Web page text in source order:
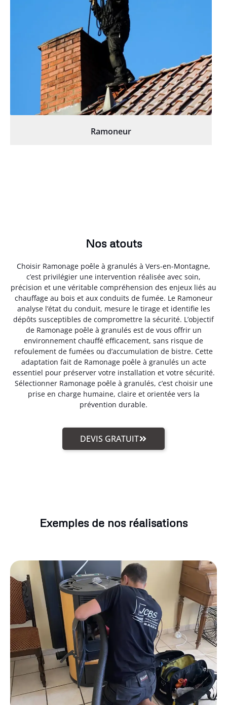
Ramoneur
Nos atouts
Choisir Ramonage poêle à granulés à Vers-en-Montagne,
c’est privilégier une intervention réalisée avec soin,
précision et une véritable compréhension des enjeux liés au
chauffage au bois et aux conduits de fumée. Le Ramoneur
analyse l’état du conduit, mesure le tirage et identifie les
dépôts susceptibles de compromettre la sécurité. L’objectif
de Ramonage poêle à granulés est de vous offrir un
environnement chauffé efficacement, sans risque de
refoulement de fumées ou d’accumulation de bistre. Cette
adaptation fait de Ramonage poêle à granulés un acte
essentiel pour préserver votre installation et votre sécurité.
Sélectionner Ramonage poêle à granulés, c’est choisir une
prise en charge humaine, claire et orientée vers la
prévention durable.
DEVIS GRATUIT
Exemples de nos réalisations